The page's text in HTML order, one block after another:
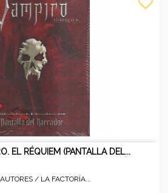
EL RÉQUIEM (PANTALLA DEL...
/ LA FACTORÍA...